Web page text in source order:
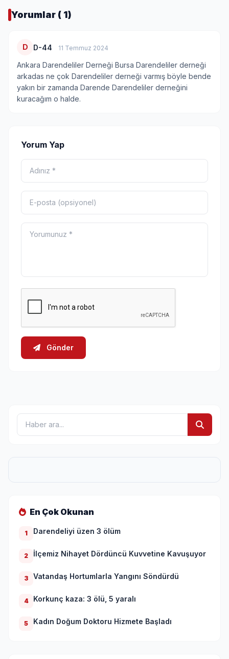
Yorumlar ( 1)
D D-44 11 Temmuz 2024
Ankara Darendeliler Derneği Bursa Darendeliler derneği
arkadas ne çok Darendeliler derneği varmış böyle bende
yakın bir zamanda Darende Darendeliler derneğini
kuracağım o halde.
Yorum Yap
Gönder
En Çok Okunan
1 Darendeliyi üzen 3 ölüm
2 İlçemiz Nihayet Dördüncü Kuvvetine Kavuşuyor
3 Vatandaş Hortumlarla Yangını Söndürdü
4 Korkunç kaza: 3 ölü, 5 yaralı
5 Kadın Doğum Doktoru Hizmete Başladı